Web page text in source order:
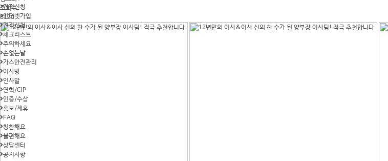
견적신청
인터넷가입
견적신청
체크리스트
주의하세요
손없는날
가스안전관리
이사방
인사말
연혁/CIP
인증/수상
홍보/제휴
FAQ
칭찬해요
불편해요
상담센터
공지사항
조회수
8120